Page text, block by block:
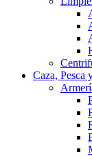
Caza, Pesca